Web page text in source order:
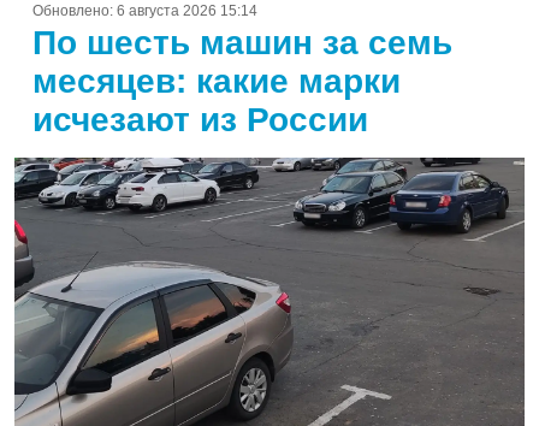
Обновлено: 6 августа 2026 15:14
По шесть машин за семь
месяцев: какие марки
исчезают из России